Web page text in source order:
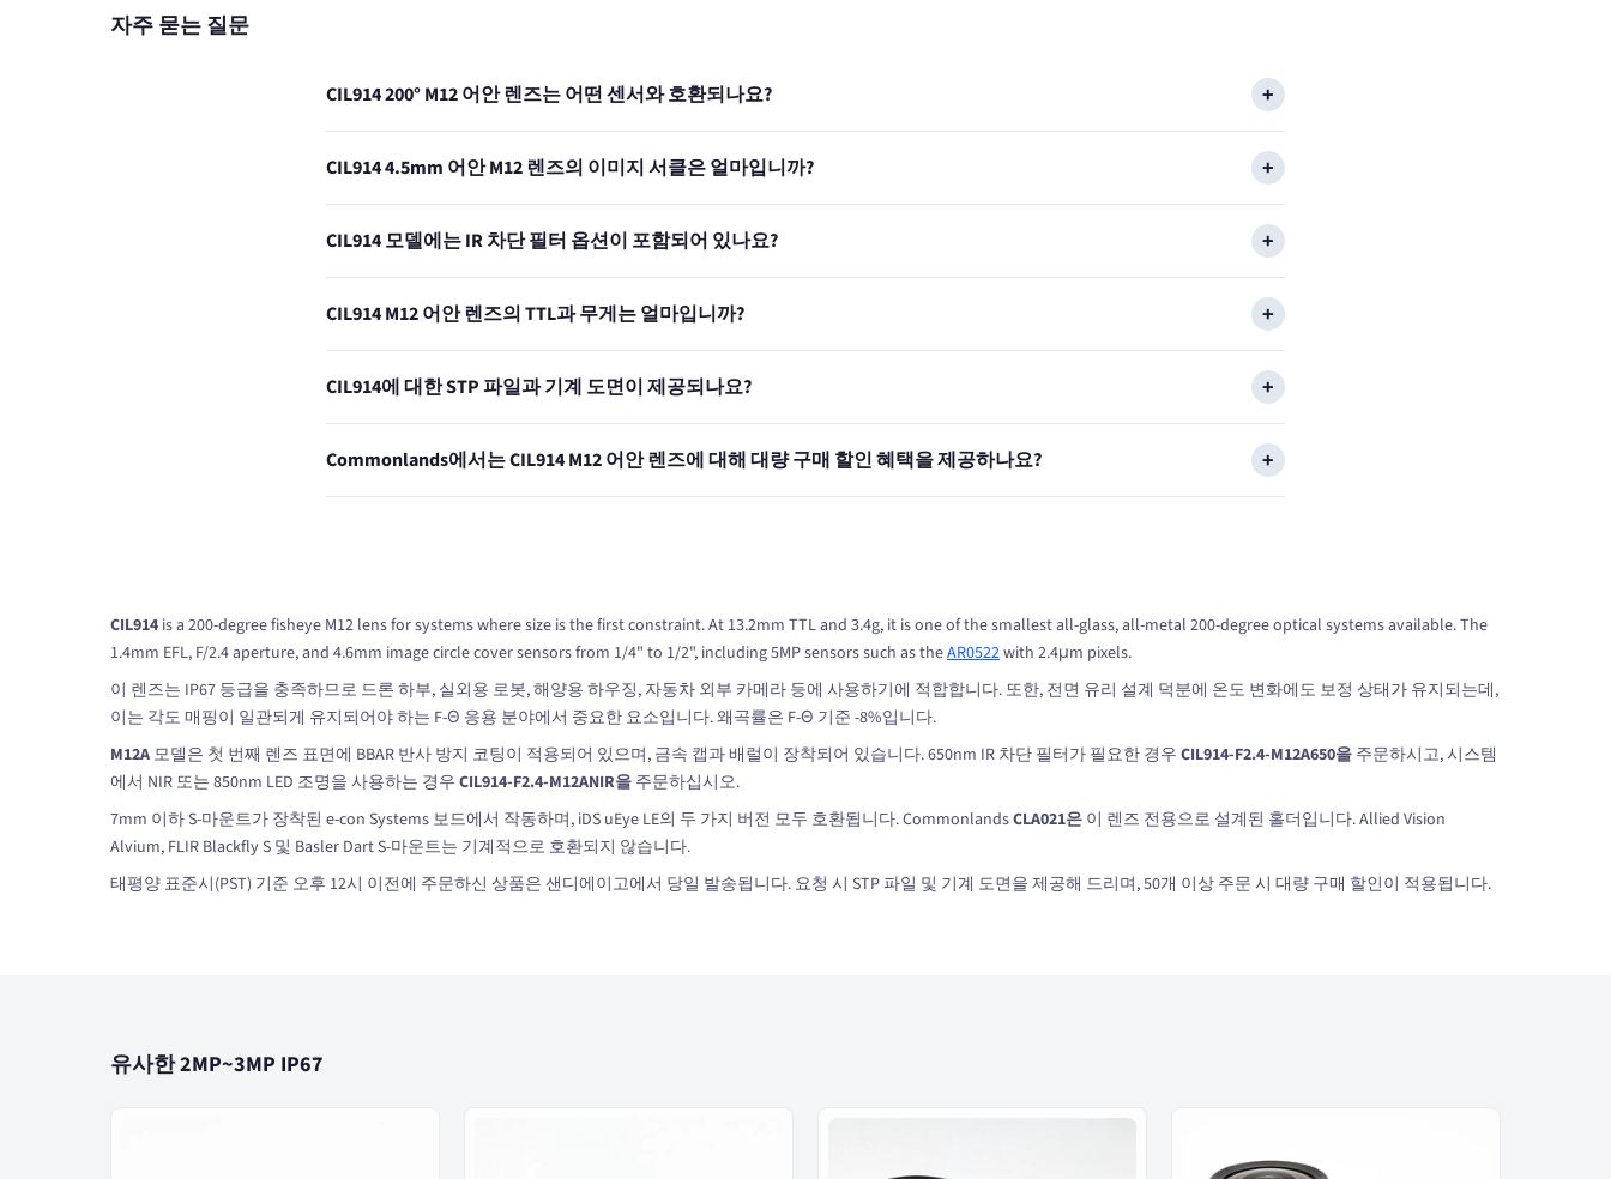
자주 묻는 질문
CIL914 200° M12 어안 렌즈는 어떤 센서와 호환되나요?
CIL914 4.5mm 어안 M12 렌즈의 이미지 서클은 얼마입니까?
CIL914 모델에는 IR 차단 필터 옵션이 포함되어 있나요?
CIL914 M12 어안 렌즈의 TTL과 무게는 얼마입니까?
CIL914에 대한 STP 파일과 기계 도면이 제공되나요?
Commonlands에서는 CIL914 M12 어안 렌즈에 대해 대량 구매 할인 혜택을 제공하나요?
CIL914 is a 200-degree fisheye M12 lens for systems where size is the first constraint. At 13.2mm TTL and 3.4g, it is one of the smallest all-glass, all-metal 200-degree optical systems available. The
1.4mm EFL, F/2.4 aperture, and 4.6mm image circle cover sensors from 1/4" to 1/2", including 5MP sensors such as theAR0522with 2.4μm pixels.
이 렌즈는 IP67 등급을 충족하므로 드론 하부, 실외용 로봇, 해양용 하우징, 자동차 외부 카메라 등에 사용하기에 적합합니다. 또한, 전면 유리 설계 덕분에 온도 변화에도 보정 상태가 유지되는데,
이는 각도 매핑이 일관되게 유지되어야 하는 F-Θ 응용 분야에서 중요한 요소입니다. 왜곡률은 F-Θ 기준 -8%입니다.
M12A 모델은 첫 번째 렌즈 표면에 BBAR 반사 방지 코팅이 적용되어 있으며, 금속 캡과 배럴이 장착되어 있습니다. 650nm IR 차단 필터가 필요한 경우 CIL914-F2.4-M12A650을 주문하시고, 시스템
에서 NIR 또는 850nm LED 조명을 사용하는 경우 CIL914-F2.4-M12ANIR을 주문하십시오.
7mm 이하 S-마운트가 장착된 e-con Systems 보드에서 작동하며, iDS uEye LE의 두 가지 버전 모두 호환됩니다. CommonlandsCLA021은 이 렌즈 전용으로 설계된 홀더입니다. Allied Vision
Alvium, FLIR Blackfly S 및 Basler Dart S-마운트는 기계적으로 호환되지 않습니다.
태평양 표준시(PST) 기준 오후 12시 이전에 주문하신 상품은 샌디에이고에서 당일 발송됩니다. 요청 시 STP 파일 및 기계 도면을 제공해 드리며, 50개 이상 주문 시 대량 구매 할인이 적용됩니다.
유사한 2MP~3MP IP67